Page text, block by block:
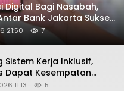
Digital Bagi Nasabah,
Bank Jakarta Sukses
Awards 2026
21:50 7
Sistem Kerja Inklusif,
Dapat Kesempatan
11:13 5